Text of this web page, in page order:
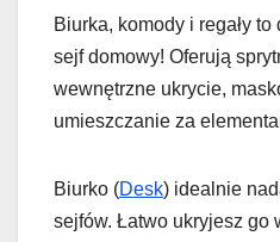
Biurka, komody i regały
sejf domowy! Oferują
wewnętrzne ukrycie,
umieszczanie za
Biurko (Desk) idealnie
sejfów. Łatwo ukryjesz go